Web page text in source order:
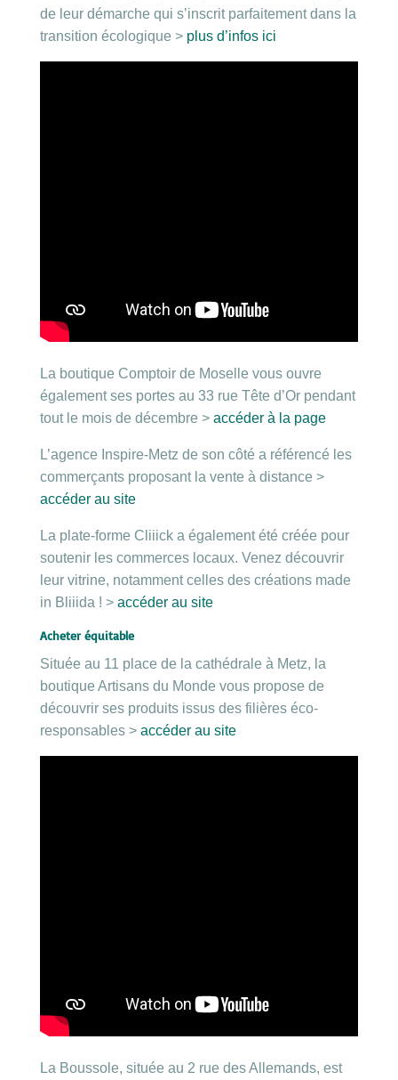
de leur démarche qui s’inscrit parfaitement dans la
transition écologique > plus d’infos ici
La boutique Comptoir de Moselle vous ouvre
également ses portes au 33 rue Tête d’Or pendant
tout le mois de décembre > accéder à la page
L’agence Inspire-Metz de son côté a référencé les
commerçants proposant la vente à distance >
accéder au site
La plate-forme Cliiick a également été créée pour
soutenir les commerces locaux. Venez découvrir
leur vitrine, notamment celles des créations made
in Bliiida ! > accéder au site
Acheter équitable
Située au 11 place de la cathédrale à Metz, la
boutique Artisans du Monde vous propose de
découvrir ses produits issus des filières éco-
responsables > accéder au site
La Boussole, située au 2 rue des Allemands, est